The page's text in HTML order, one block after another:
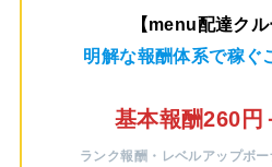
【menu配達クル
明解な報酬体系で稼ぐ
基本報酬260円
ランク報酬・レベルアップボー